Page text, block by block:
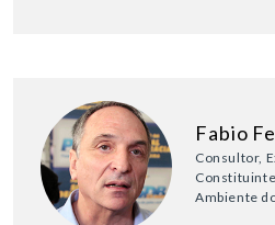
Fabio
Consultor,
Ambiente